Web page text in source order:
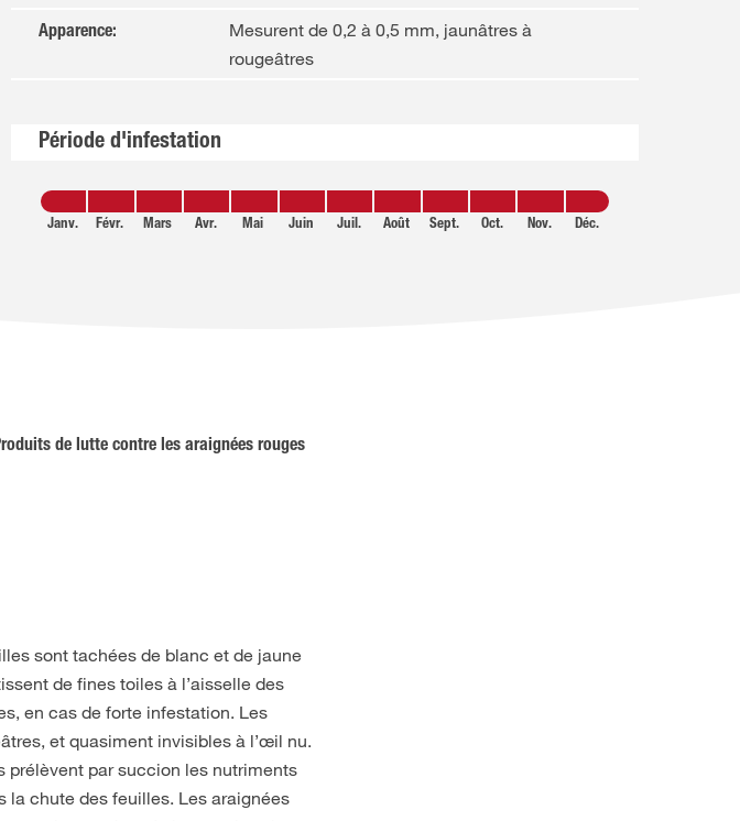
Apparence:
Mesurent de 0,2 à 0,5 mm, jaunâtres à
rougeâtres
Période d'infestation
Janv. Févr. Mars Avr. Mai Juin Juil. Août Sept. Oct. Nov. Déc.
de lutte contre les araignées rouges
sont tachées de blanc et de jaune
de fines toiles à l’aisselle des
en cas de forte infestation. Les
et quasiment invisibles à l’œil nu.
prélèvent par succion les nutriments
la chute des feuilles. Les araignées